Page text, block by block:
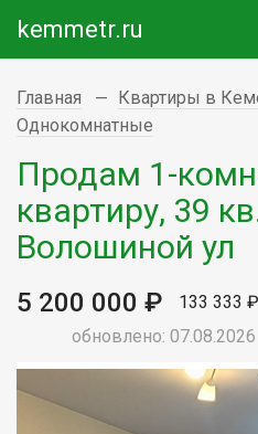
kemmetr.ru
Главная
Квартиры в
Однокомнатные
Продам 1-
квартиру, 39
Волошиной ул
5 200 000 ₽
133 333
обновлено: 07.08.2026